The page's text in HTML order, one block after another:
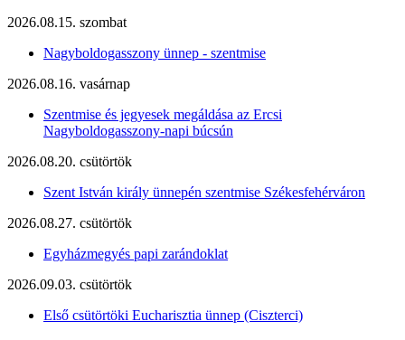
2026.08.15. szombat
Nagyboldogasszony ünnep - szentmise
2026.08.16. vasárnap
Szentmise és jegyesek megáldása az Ercsi
Nagyboldogasszony-napi búcsún
2026.08.20. csütörtök
Szent István király ünnepén szentmise Székesfehérváron
2026.08.27. csütörtök
Egyházmegyés papi zarándoklat
2026.09.03. csütörtök
Első csütörtöki Eucharisztia ünnep (Ciszterci)